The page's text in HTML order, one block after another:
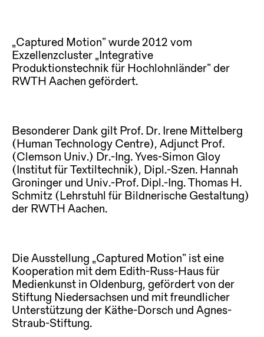
„Captured Motion“ wurde 2012 vom
Exzellenzcluster „Integrative
Produktionstechnik für Hochlohnländer“ der
RWTH Aachen gefördert.
Besonderer Dank gilt Prof. Dr. Irene Mittelberg
(Human Technology Centre), Adjunct Prof.
(Clemson Univ.) Dr.-Ing. Yves-Simon Gloy
(Institut für Textiltechnik), Dipl.-Szen. Hannah
Groninger und Univ.-Prof. Dipl.-Ing. Thomas H.
Schmitz (Lehrstuhl für Bildnerische Gestaltung)
der RWTH Aachen.
Die Ausstellung „Captured Motion“ ist eine
Kooperation mit dem Edith-Russ-Haus für
Medienkunst in Oldenburg, gefördert von der
Stiftung Niedersachsen und mit freundlicher
Unterstützung der Käthe-Dorsch und Agnes-
Straub-Stiftung.